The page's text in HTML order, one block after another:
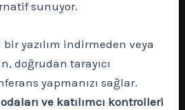
sunuyor.
yazılım indirmeden veya
doğrudan tarayıcı
yapmanızı sağlar.
ve katılımcı kontrolleri